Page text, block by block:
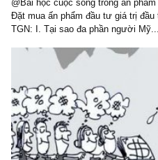
LIFE LESSONS
Triệu phú nhà bên,
@Bài học cuộc sống trong ấn
Đặt mua ấn phẩm đầu tư giá trị
TGN: I. Tại sao đa phần người